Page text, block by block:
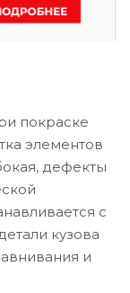
покраске
элементов
дефекты
с
кузова
и